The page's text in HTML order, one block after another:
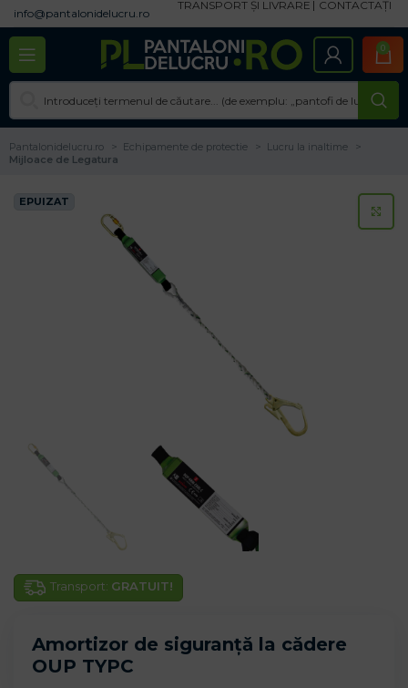
info@pantalonidelucru.ro
TRANSPORT ȘI LIVRARE CONTACTAȚI
0
Pantalonidelucru.ro Echipamente de protectie
Lucru la inaltime
Mijloace de Legatura
EPUIZAT
Amortizor de siguranță la cădere
OUP TYPC
Transport: GRATUIT!